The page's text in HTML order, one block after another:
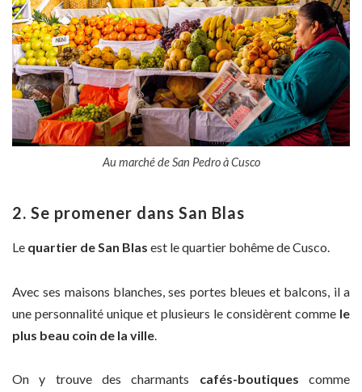
Au marché de San Pedro à Cusco
2. Se promener dans San Blas
Le quartier de San Blas est le quartier bohême de Cusco.
Avec ses maisons blanches, ses portes bleues et balcons, il a
une personnalité unique et plusieurs le considèrent comme le
plus beau coin de la ville
On y trouve des charmants cafés-boutiques comme